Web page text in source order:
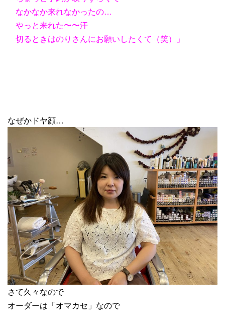
なかなか来れなかったの…
やっと来れた〜〜汗
切るときはのりさんにお願いしたくて（笑）」
なぜかドヤ顔…
さて久々なので
オーダーは「オマカセ」なので